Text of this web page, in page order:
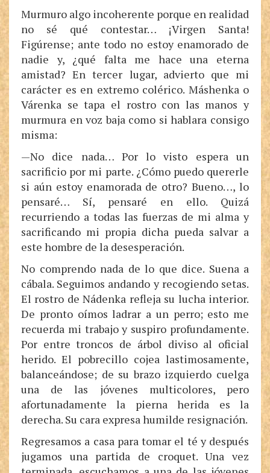
Murmuro algo incoherente porque en realidad
no sé qué contestar… ¡Virgen Santa!
Figúrense; ante todo no estoy enamorado de
nadie y, ¿qué falta me hace una eterna
amistad? En tercer lugar, advierto que mi
carácter es en extremo colérico. Máshenka o
Várenka se tapa el rostro con las manos y
murmura en voz baja como si hablara consigo
misma:
—No dice nada… Por lo visto espera un
sacrificio por mi parte. ¿Cómo puedo quererle
si aún estoy enamorada de otro? Bueno…, lo
pensaré… Sí, pensaré en ello. Quizá
recurriendo a todas las fuerzas de mi alma y
sacrificando mi propia dicha pueda salvar a
este hombre de la desesperación.
No comprendo nada de lo que dice. Suena a
cábala. Seguimos andando y recogiendo setas.
El rostro de Nádenka refleja su lucha interior.
De pronto oímos ladrar a un perro; esto me
recuerda mi trabajo y suspiro profundamente.
Por entre troncos de árbol diviso al oficial
herido. El pobrecillo cojea lastimosamente,
balanceándose; de su brazo izquierdo cuelga
una de las jóvenes multicolores, pero
afortunadamente la pierna herida es la
derecha. Su cara expresa humilde resignación.
Regresamos a casa para tomar el té y después
jugamos una partida de croquet. Una vez